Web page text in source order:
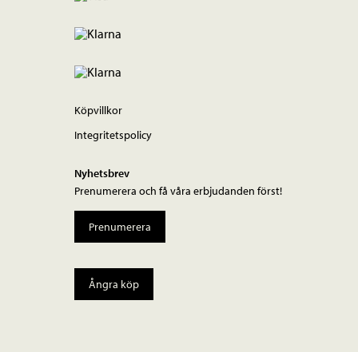
Köpvillkor
Integritetspolicy
Nyhetsbrev
Prenumerera och få våra erbjudanden först!
Prenumerera
Ångra köp